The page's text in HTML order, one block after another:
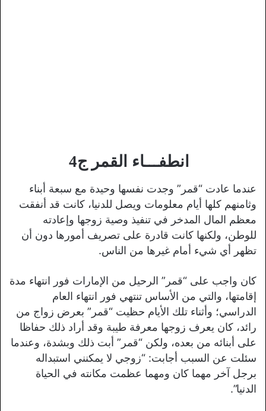
انطفـــاء القمر ج4
عندما عادت “قمر” وجدت نفسها وحيدة مع سبعة أبناء
وثامنهم كلها أيام معلومات ويصل للدنيا، كانت قد أنفقت
معظم المال المدخر في تنفيذ وصية زوجها وإعادته
للوطن، ولكنها كانت قادرة على تصريف أمورها دون أن
تظهر أي شيء أمام غيرها من الناس.
كان واجب على “قمر” الرحيل من الإمارات فور انتهاء مدة
إقامتها، والتي من الأساس تنتهي فور انتهاء العام
الدراسي؛ وأثناء تلك الأيام حظيت “قمر” بعرض زواج من
رائد، كان يعرف زوجها معرفة طيبة وقد أراد ذلك حفاظا
على أبنائه من بعده، ولكن “قمر” أبت ذلك وبشدة، وعندما
سئلت عن السبب أجابت: “زوجي لا يمكنني استبداله
برجل آخر مهما كان ومهما عظمت مكانته في الحياة
الدنيا”.